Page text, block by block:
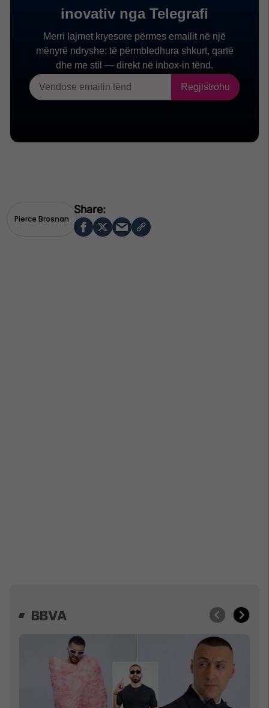
Pierce Brosnan
BBVA